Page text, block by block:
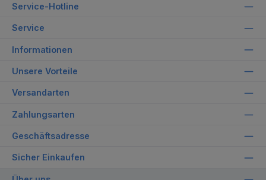
Service-Hotline
Service
Informationen
Unsere Vorteile
Versandarten
Zahlungsarten
Geschäftsadresse
Sicher Einkaufen